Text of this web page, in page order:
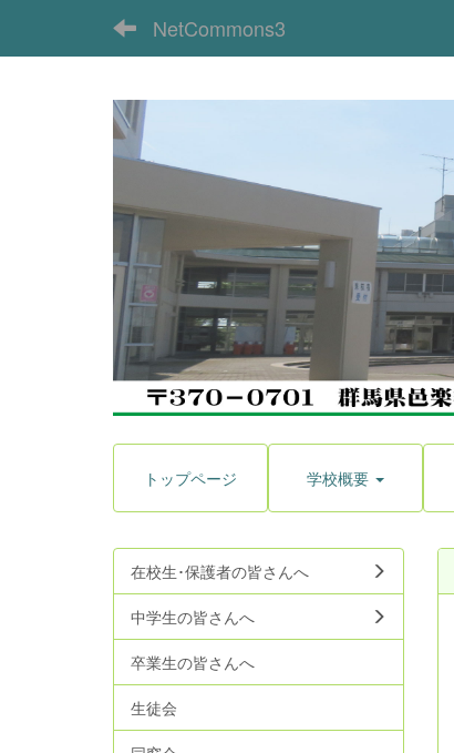
NetCommons3
トップページ 学校概要
在校生･保護者の皆さんへ
中学生の皆さんへ
卒業生の皆さんへ
生徒会